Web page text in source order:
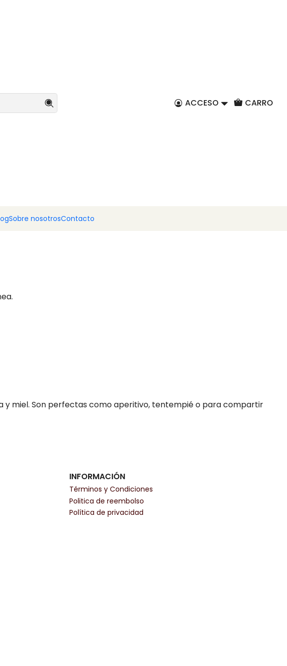
ACCESO CARRO
Sobre nosotrosContacto
y miel. Son perfectas como aperitivo, tentempié o para compartir
INFORMACIÓN
Términos y Condiciones
Politica de reembolso
Política de privacidad